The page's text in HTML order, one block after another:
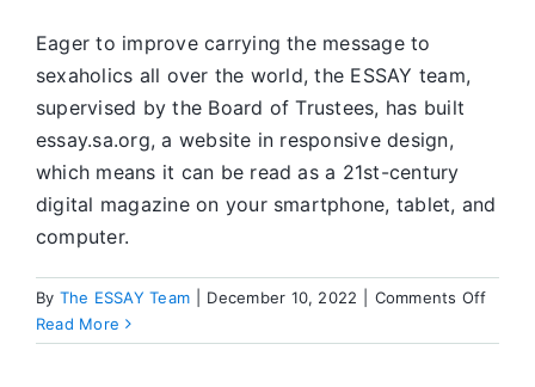
Eager to improve carrying the message to
sexaholics all over the world, the ESSAY team,
supervised by the Board of Trustees, has built
essay.sa.org, a website in responsive design,
which means it can be read as a 21st-century
digital magazine on your smartphone, tablet, and
computer.
By The ESSAY Team December 10, 2022 Comments Offon
Read More